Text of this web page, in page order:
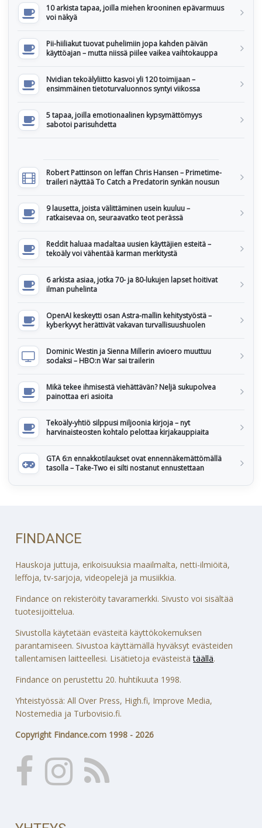
10 arkista tapaa, joilla miehen krooninen epävarmuus
voi näkyä
Pii-hiiliakut tuovat puhelimiin jopa kahden päivän
käyttöajan – mutta niissä piilee vaikea vaihtokauppa
Nvidian tekoälyliitto kasvoi yli 120 toimijaan –
ensimmäinen tietoturvaluonnos syntyi viikossa
5 tapaa, joilla emotionaalinen kypsymättömyys
sabotoi parisuhdetta
Robert Pattinson on leffan Chris Hansen – Primetime-
traileri näyttää To Catch a Predatorin synkän nousun
9 lausetta, joista välittäminen usein kuuluu –
ratkaisevaa on, seuraavatko teot perässä
Reddit haluaa madaltaa uusien käyttäjien esteitä –
tekoäly voi vähentää karman merkitystä
6 arkista asiaa, jotka 70- ja 80-lukujen lapset hoitivat
ilman puhelinta
OpenAI keskeytti osan Astra-mallin kehitystyöstä –
kyberkyvyt herättivät vakavan turvallisuushuolen
Dominic Westin ja Sienna Millerin avioero muuttuu
sodaksi – HBO:n War sai trailerin
Mikä tekee ihmisestä viehättävän? Neljä sukupolvea
painottaa eri asioita
Tekoäly-yhtiö silppusi miljoonia kirjoja – nyt
harvinaisteosten kohtalo pelottaa kirjakauppiaita
GTA 6:n ennakkotilaukset ovat ennennäkemättömällä
tasolla – Take-Two ei silti nostanut ennustettaan
FINDANCE
Hauskoja juttuja, erikoisuuksia maailmalta, netti-ilmiöitä,
leffoja, tv-sarjoja, videopelejä ja musiikkia.
Findance on rekisteröity tavaramerkki. Sivusto voi sisältää
tuotesijoittelua.
Sivustolla käytetään evästeitä käyttökokemuksen
parantamiseen. Sivustoa käyttämällä hyväksyt evästeiden
tallentamisen laitteellesi. Lisätietoja evästeistätäällä.
Findance on perustettu 20. huhtikuuta 1998.
Yhteistyössä: All Over Press, High.fi, Improve Media,
Nostemedia ja Turbovisio.fi.
Copyright Findance.com 1998 - 2026